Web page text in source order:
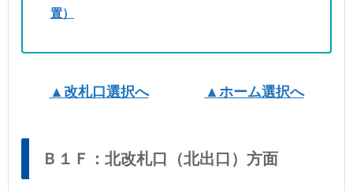
置）
▲改札口選択へ ▲ホーム選択へ
Ｂ１Ｆ：北改札口（北出口）方面